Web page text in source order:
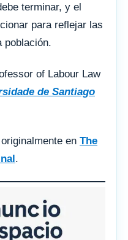
terminar, y el
para reflejar las
población.
of Labour Law
de Santiago
en The
.